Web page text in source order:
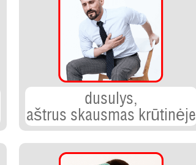
dusulys,
aštrus skausmas krūtinėje